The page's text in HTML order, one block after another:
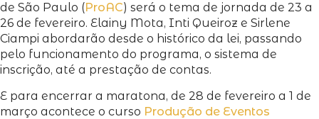
de São Paulo (ProAC) será o tema de jornada de 23 a
26 de fevereiro. Elainy Mota, Inti Queiroz e Sirlene
Ciampi abordarão desde o histórico da lei, passando
pelo funcionamento do programa, o sistema de
inscrição, até a prestação de contas.
E para encerrar a maratona, de 28 de fevereiro a 1 de
março acontece o curso Produção de Eventos